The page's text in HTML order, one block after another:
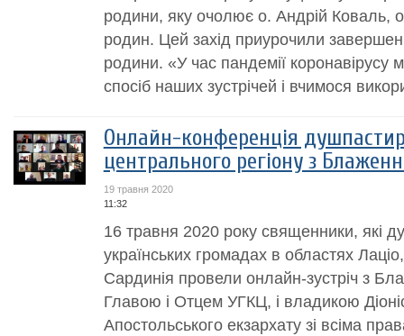
родини, яку очолює о. Андрій Коваль,
родин. Цей захід приурочили
родини. «У час пандемії
спосіб наших зустрічей і вчимося
Онлайн-конференція
центрального регіону з
19 травня 2020
11:32
16 травня 2020 року священники, які
українських громадах в областях
Сардинія провели онлайн-зустріч з
Главою і Отцем УГКЦ, і владикою
Апостольського екзархату зі всіма